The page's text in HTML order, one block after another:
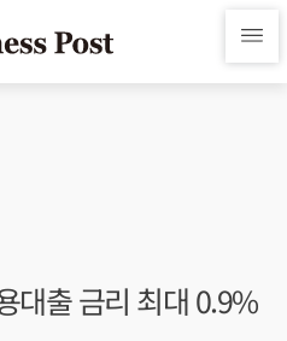
대출 금리 최대 0.9%